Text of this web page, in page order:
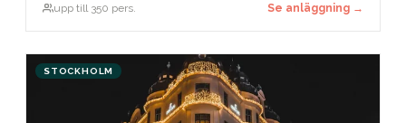
upp till 350 pers. Se anläggning →
STOCKHOLM